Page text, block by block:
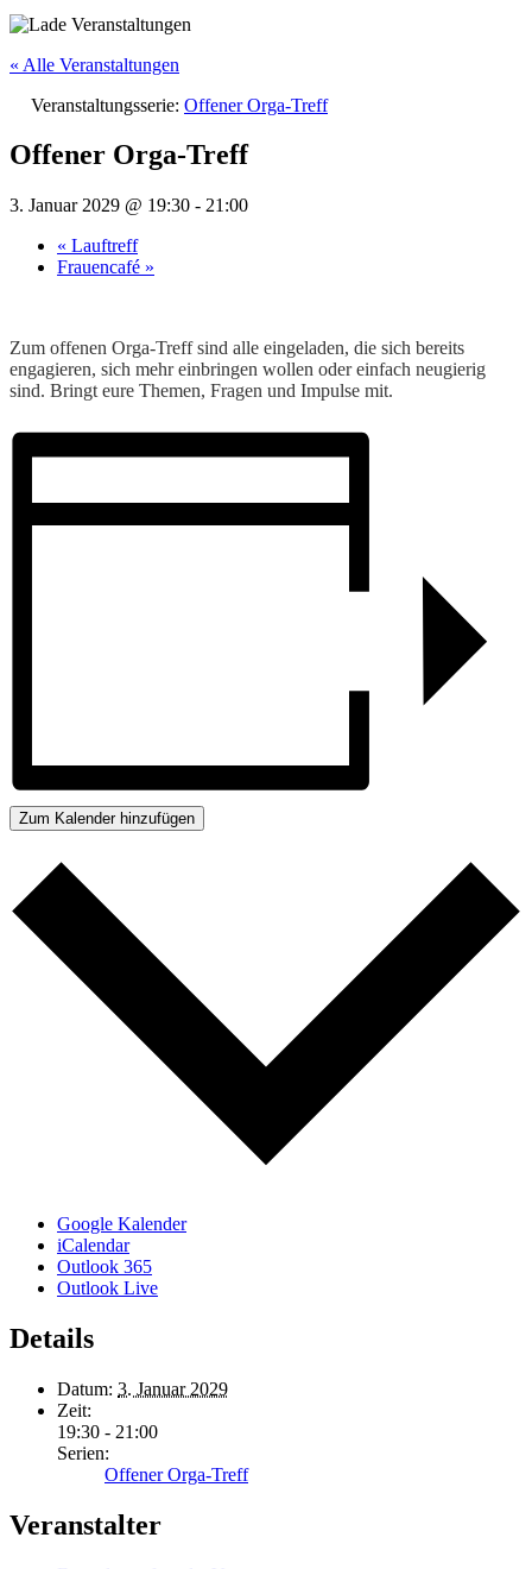
« Alle Veranstaltungen
Veranstaltungsserie: Offener Orga-Treff
Offener Orga-Treff
3. Januar 2029 @ 19:30 - 21:00
« Lauftreff
Frauencafé »
Zum offenen Orga-Treff sind alle eingeladen, die sich bereits
engagieren, sich mehr einbringen wollen oder einfach neugierig
sind. Bringt eure Themen, Fragen und Impulse mit.
Zum Kalender hinzufügen
Google Kalender
iCalendar
Outlook 365
Outlook Live
Details
Datum: 3. Januar 2029
Zeit:
19:30 - 21:00
Serien:
Offener Orga-Treff
Veranstalter